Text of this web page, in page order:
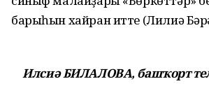
барыһын хайран итте (Лилиә
Илсиә БИЛАЛОВА, башҡорт